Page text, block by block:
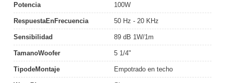
Potencia 100W
RespuestaEnFrecuencia 50 Hz - 20 KHz
Sensibilidad 89 dB 1W/1m
TamanoWoofer 5 1/4"
TipodeMontaje Empotrado en techo